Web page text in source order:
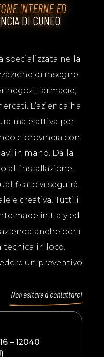
INTERNE ED
DI CUNEO
specializzata nella
di insegne
negozi, farmacie,
L’azienda ha
ma è attiva per
e provincia con
in mano. Dalla
all’installazione,
vi seguirà
e creativa. Tutti i
made in Italy ed
anche per i
tecnica in loco.
un preventivo
Non esitare a contattarci
– 12040